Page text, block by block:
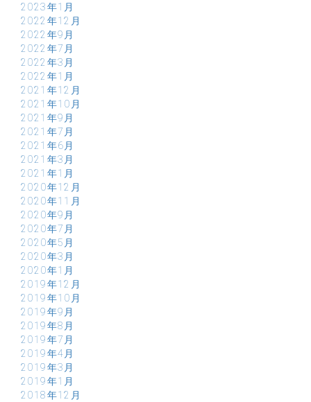
2023年1月
2022年12月
2022年9月
2022年7月
2022年3月
2022年1月
2021年12月
2021年10月
2021年9月
2021年7月
2021年6月
2021年3月
2021年1月
2020年12月
2020年11月
2020年9月
2020年7月
2020年5月
2020年3月
2020年1月
2019年12月
2019年10月
2019年9月
2019年8月
2019年7月
2019年4月
2019年3月
2019年1月
2018年12月